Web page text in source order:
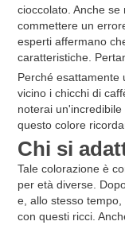
cioccolato. Anche
commettere un
esperti affermano
caratteristiche.
Perché esattamente
vicino i chicchi di
noterai
questo colore
Chi si
Tale colorazione è
per età diverse.
e, allo stesso
con questi ricci.